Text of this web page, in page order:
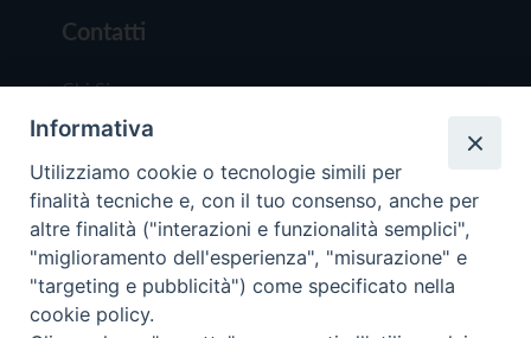
Contatti
Chi Siamo
Redazione
Scrivici
Copyright © 2019 - Tutti i diritti riservati - Vita
Informativa
Utilizziamo cookie o tecnologie simili per
finalità tecniche e, con il tuo consenso, anche per
altre finalità ("interazioni e funzionalità semplici",
"miglioramento dell'esperienza", "misurazione" e
"targeting e pubblicità") come specificato nella
cookie policy.